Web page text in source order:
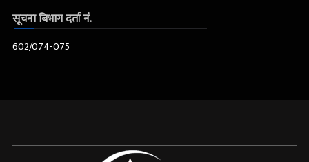
सूचना बिभाग दर्ता नं.
602/074-075